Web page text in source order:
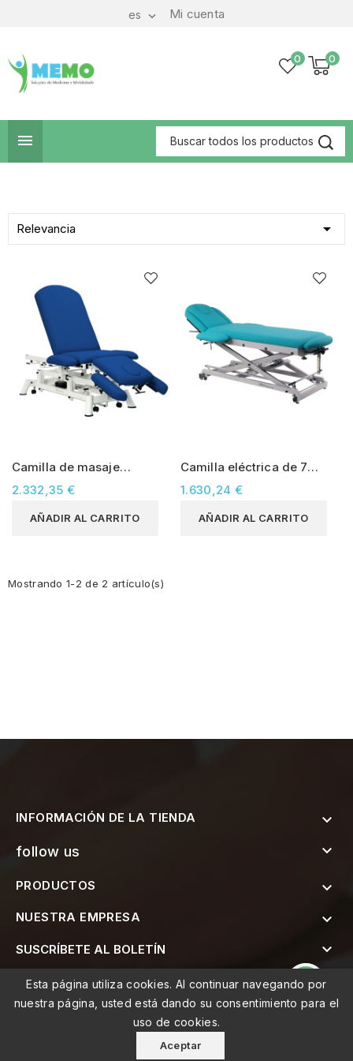
Mi cuenta
es 
0
0

Relevancia 
Camilla de masaje
Mobercas eléctrica de 7
cuerpos (CE-2150-ABRPC)
2.332,35 €
AÑADIR AL CARRITO
Camilla eléctrica de 7
cuerpos Mobercas (CE-
0157-ABR)
1.630,24 €
AÑADIR AL CARRITO
Mostrando 1-2 de 2 artículo(s)
INFORMACIÓN DE LA TIENDA 
follow us 
Esta página utiliza cookies. Al continuar navegando por
nuestra página, usted está dando su consentimiento para el
uso de cookies.
Aceptar
PRODUCTOS 
NUESTRA EMPRESA 
SUSCRÍBETE AL BOLETÍN 
© 2026 - MEMO, Soluções de Medicina e Mobilidade Lda